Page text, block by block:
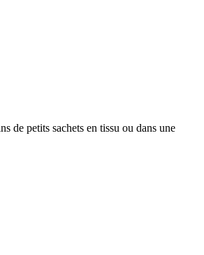
de petits sachets en tissu ou dans une